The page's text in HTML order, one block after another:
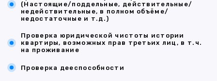
(Настоящие/поддельные, действительные/
недействительные, в полном объёме/
недостаточные и т.д.)
Проверка юридической чистоты истории
квартиры, возможных прав третьих лиц, в т.ч.
на проживание
Проверка дееспособности